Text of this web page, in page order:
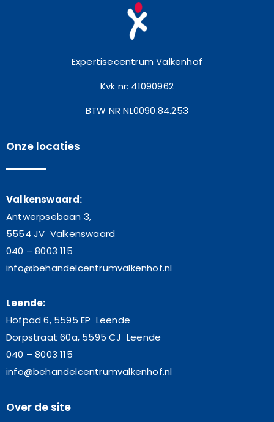
Expertisecentrum Valkenhof
Kvk nr: 41090962
BTW NR NL0090.84.253
Onze locaties
Valkenswaard:
Antwerpsebaan 3,
5554 JV Valkenswaard
040 – 8003 115
info@behandelcentrumvalkenhof.nl
Leende:
Hofpad 6, 5595 EP Leende
Dorpstraat 60a, 5595 CJ Leende
040 – 8003 115
info@behandelcentrumvalkenhof.nl
Over de site